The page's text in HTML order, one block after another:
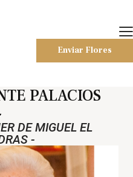
Enviar Flores
PALACIOS
DE MIGUEL EL
-